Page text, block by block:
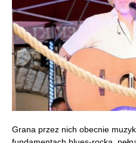
Grana przez nich obecnie